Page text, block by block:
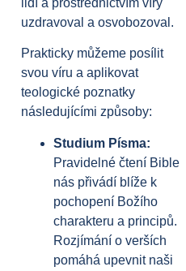
uzdravoval a osvobozoval.
Prakticky můžeme posílit
svou víru a aplikovat
teologické poznatky
následujícími způsoby:
Studium Písma:
Pravidelné čtení Bible
nás přivádí blíže k
pochopení Božího
charakteru a principů.
Rozjímání o verších
pomáhá upevnit naši